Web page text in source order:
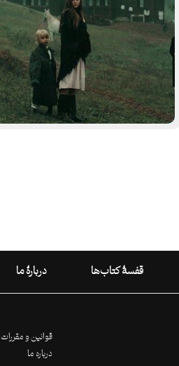
قفسۀ کتاب‌ها دربارۀ ما
قوانین و مقررات
درباره ما